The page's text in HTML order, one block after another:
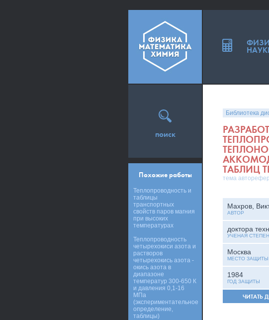
Библиотека
ТАБЛИЦ
тема
Махров,
АВТОР
доктора
УЧЕНАЯ
Москва
МЕСТО ЗАЩИТЫ
1984
ГОД ЗАЩИТЫ
ЧИТАТЬ
поиск
Похожие работы
Теплопроводность и
таблицы
транспортных
свойств паров магния
при высоких
температурах
Теплопроводность
четырехокиси азота и
растворов
четырехокись азота -
окись азота в
диапазоне
температур 300-650 К
и давления 0,1-16
МПа
(экспериментательное
определение,
таблицы)